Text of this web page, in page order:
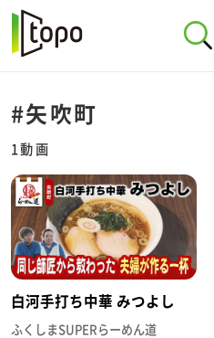
#矢吹町
1動画
白河手打ち中華 みつよし
ふくしまSUPERらーめん道